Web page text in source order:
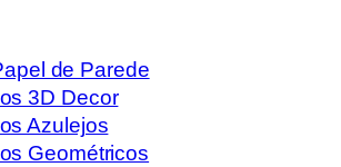
de Parede
3D Decor
Azulejos
Geométricos